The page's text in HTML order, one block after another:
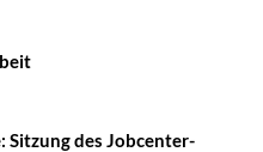
Sitzung des Jobcenter-